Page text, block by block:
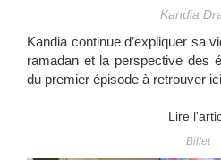
Kandia
Kandia continue d’expliquer sa
ramadan et la perspective des
du premier épisode à retrouver
Lire
Billet